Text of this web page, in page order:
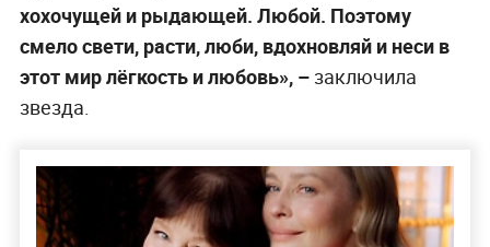
хохочущей и рыдающей. Любой. Поэтому
смело свети, расти, люби, вдохновляй и неси в
этот мир лёгкость и любовь», –заключила
звезда.